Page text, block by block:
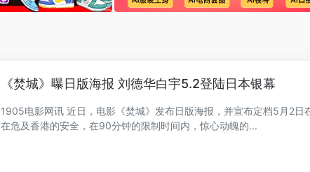
《焚城》曝日版海报 刘德华白宇5.2登陆日本银幕
1905电影网讯 近日，电影《焚城》发布日版海报，并宣布定档5月2日
在危及香港的安全，在90分钟的限制时间内，惊心动魄的...